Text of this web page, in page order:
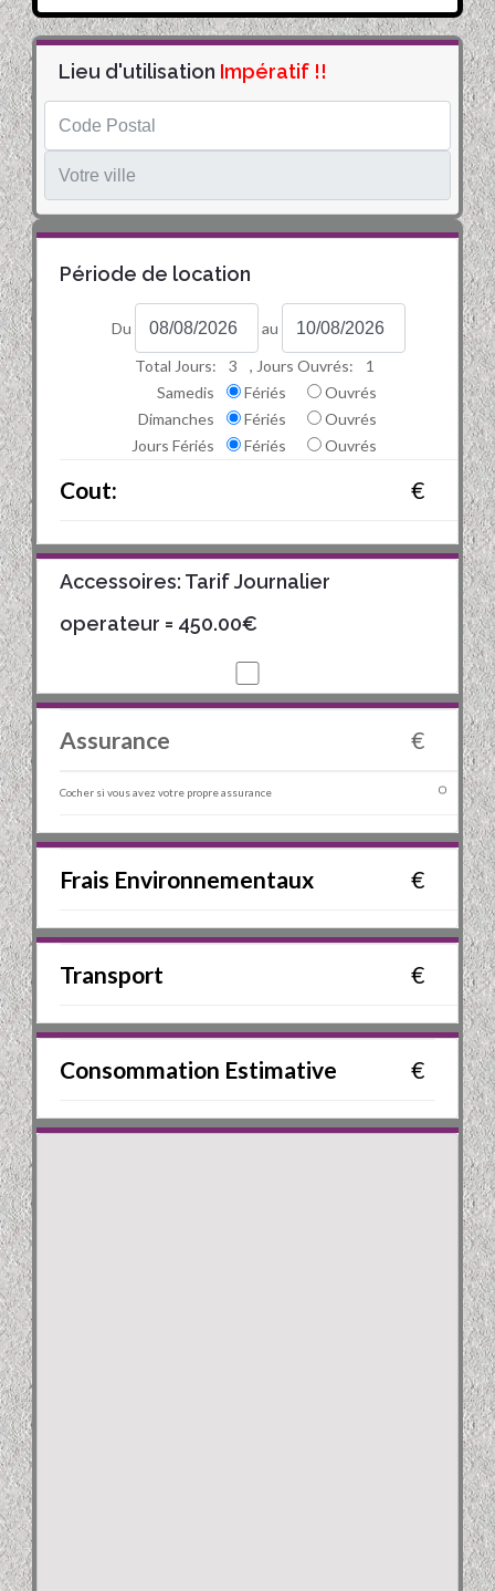
Lieu d'utilisation Impératif !!
Période de location
Du au
Total Jours: 3 , Jours Ouvrés:
1
Samedis
Fériés
Ouvrés
Dimanches
Fériés
Ouvrés
Jours Fériés
Fériés Ouvrés
Cout: €
Accessoires: Tarif Journalier
operateur = 450.00€
Assurance €
Cocher si vous avez votre propre assurance
Frais Environnementaux €
Transport €
Consommation Estimative €